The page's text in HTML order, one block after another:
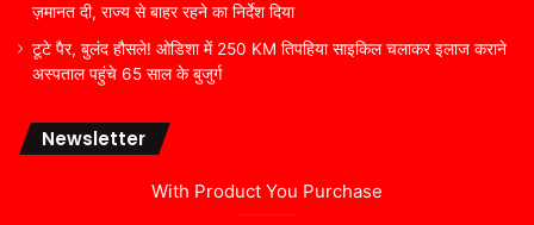
ज़मानत दी, राज्य से बाहर रहने का निर्देश दिया
टूटे पैर, बुलंद हौसले! ओडिशा में 250 KM तिपहिया साइकिल चलाकर इलाज कराने
अस्पताल पहुंचे 65 साल के बुजुर्ग
Newsletter
With Product You Purchase